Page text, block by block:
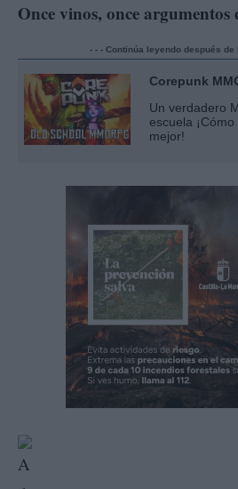
Once vinos, once
- - - Continúa leyendo después de
Corepunk
Un verdadero
escuela
mejor!